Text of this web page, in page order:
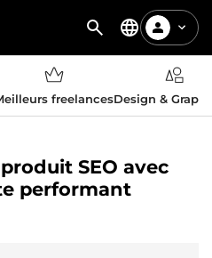
freelancesDesign &
SEO avec
performant